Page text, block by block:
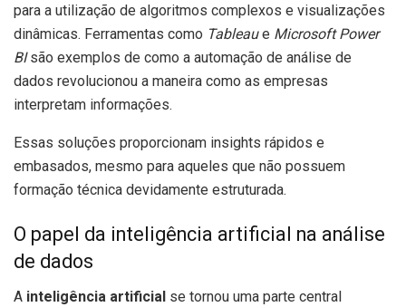
para a utilização de algoritmos complexos e visualizações
dinâmicas. Ferramentas como Tableaue Microsoft Power
BIsão exemplos de como a automação de análise de
dados revolucionou a maneira como as empresas
interpretam informações.
Essas soluções proporcionam insights rápidos e
embasados, mesmo para aqueles que não possuem
formação técnica devidamente estruturada.
O papel da inteligência artificial na análise
de dados
A inteligência artificial se tornou uma parte central